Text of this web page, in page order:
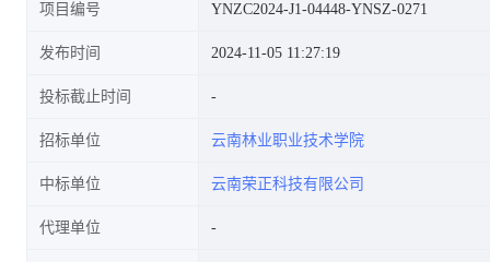
项目编号 YNZC2024-J1-04448-YNSZ-0271
发布时间 2024-11-05 11:27:19
投标截止时间
招标单位 云南林业职业技术学院
中标单位 云南荣正科技有限公司
代理单位